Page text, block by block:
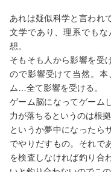
あれは疑似科学と言われ
文学であり、理系でも
想。
そもそも人から影響を受
ので影響受けて当然。
ム…全て影響を受ける。
ゲーム脳になってゲーム
力が落ちるというのは根拠
というか夢中になったら
でやりだすもの。それで
を検査しなければ釣り合